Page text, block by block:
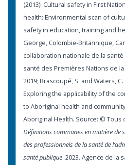
(2013). Cultural safety in First
health: Environmental scan of
safety in education, training and
George, Colombie-Britannique,
collaboration nationale de la
santé des Premières Nations de la
2019; Brascoupé, S. and Waters,
Exploring the applicability of the
to Aboriginal health and
Aboriginal Health. Source: © Tous
Définitions communes en matière de
des professionnels de la santé de
santé publique. 2023. Agence de la